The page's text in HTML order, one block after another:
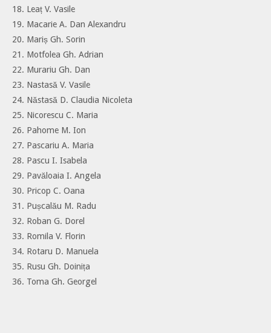
18. Leaț V. Vasile
19. Macarie A. Dan Alexandru
20. Mariș Gh. Sorin
21. Motfolea Gh. Adrian
22. Murariu Gh. Dan
23. Nastasă V. Vasile
24. Năstasă D. Claudia Nicoleta
25. Nicorescu C. Maria
26. Pahome M. Ion
27. Pascariu A. Maria
28. Pascu I. Isabela
29. Pavăloaia I. Angela
30. Pricop C. Oana
31. Pușcalău M. Radu
32. Roban G. Dorel
33. Romila V. Florin
34. Rotaru D. Manuela
35. Rusu Gh. Doinița
36. Toma Gh. Georgel